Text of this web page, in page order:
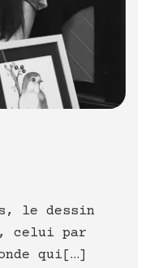
le dessin
celui par
qui[…]